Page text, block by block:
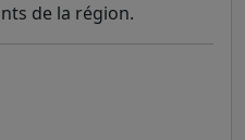
de la région.